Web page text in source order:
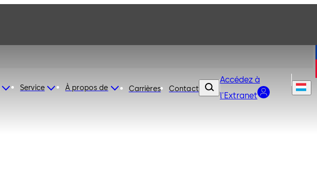
Service À propos de Carrières Contact
Accédez à
l'Extranet